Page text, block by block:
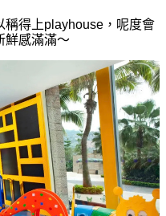
稱得上playhouse，呢度會
鮮感滿滿～